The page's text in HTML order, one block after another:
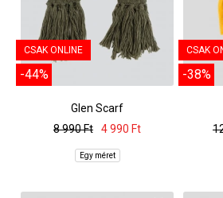
CSAK ONLINE
-44%
Glen Scarf
8 990 Ft
4 990 Ft
Egy méret
CSAK
-38%